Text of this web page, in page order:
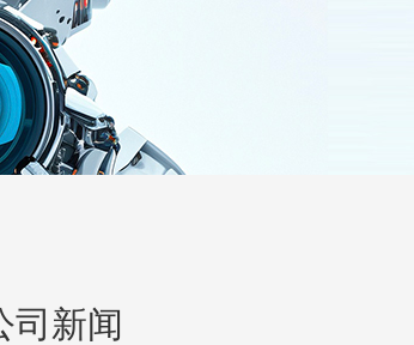
司新闻